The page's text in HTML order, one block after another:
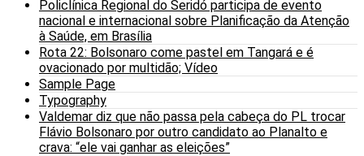
Policlínica Regional do Seridó participa de evento
nacional e internacional sobre Planificação da Atenção
à Saúde, em Brasília
Rota 22: Bolsonaro come pastel em Tangará e é
ovacionado por multidão; Vídeo
Sample Page
Typography
Valdemar diz que não passa pela cabeça do PL trocar
Flávio Bolsonaro por outro candidato ao Planalto e
crava: “ele vai ganhar as eleições”